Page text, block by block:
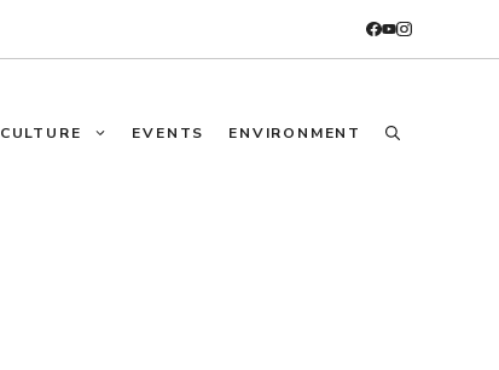
CULTURE EVENTS ENVIRONMENT